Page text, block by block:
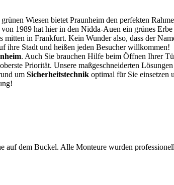
Wiesen bietet Praunheim den perfekten
1989 hat hier in den Nidda-Auen ein grünes Erbe
in Frankfurt. Kein Wunder also, dass der
ihre Stadt und heißen jeden Besucher willkommen!
. Auch Sie brauchen Hilfe beim Öffnen Ihrer
Priorität. Unsere maßgeschneiderten
um Sicherheitstechnik optimal für Sie einsetzen
auf dem Buckel. Alle Monteure wurden